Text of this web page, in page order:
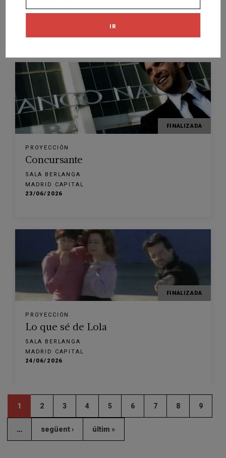
IR
SALA BERLANGA
FINALIZADA
PROYECCIÓN
Concursante
SALA BERLANGA
MADRID CAPITAL
23/06/2026
FINALIZADA
PROYECCIÓN
Lo que sé de Lola
SALA BERLANGA
MADRID CAPITAL
24/06/2026
1 2 3 4 5 6 7 8 9
… següent › últim »